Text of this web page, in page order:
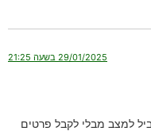
29/01/2025 בשעה 21:25
למצב מבלי לקבל פרטים